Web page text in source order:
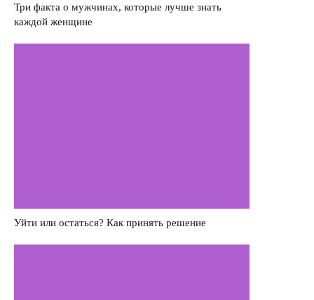
Три факта о мужчинах, которые лучше знать
каждой женщине
Уйти или остаться? Как принять решение
Насилие в семье